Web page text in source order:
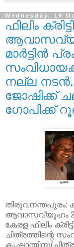
Wednesday, 19
ഫിലിം
മാര്‍ട്ടിന്‍
നല്ല നടന്‍,
ജോഷിക്ക്
ഗോപിക്ക്
തിരുവനന്തപുരം:
ആവാസവ്യൂഹം
കേരള ഫിലിം
ചിത്രത്തിന്റെ